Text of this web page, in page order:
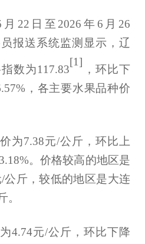
月 22 日至 2026 年6 月 26
报送系统监测显示，辽
数为117.83
[1]
， 环比下
，各主要水果品种价
为7.38元/公斤，环比上
。价格较高的地区是
公斤，较低的地区是大连
。
4.74元/公斤，环比下降